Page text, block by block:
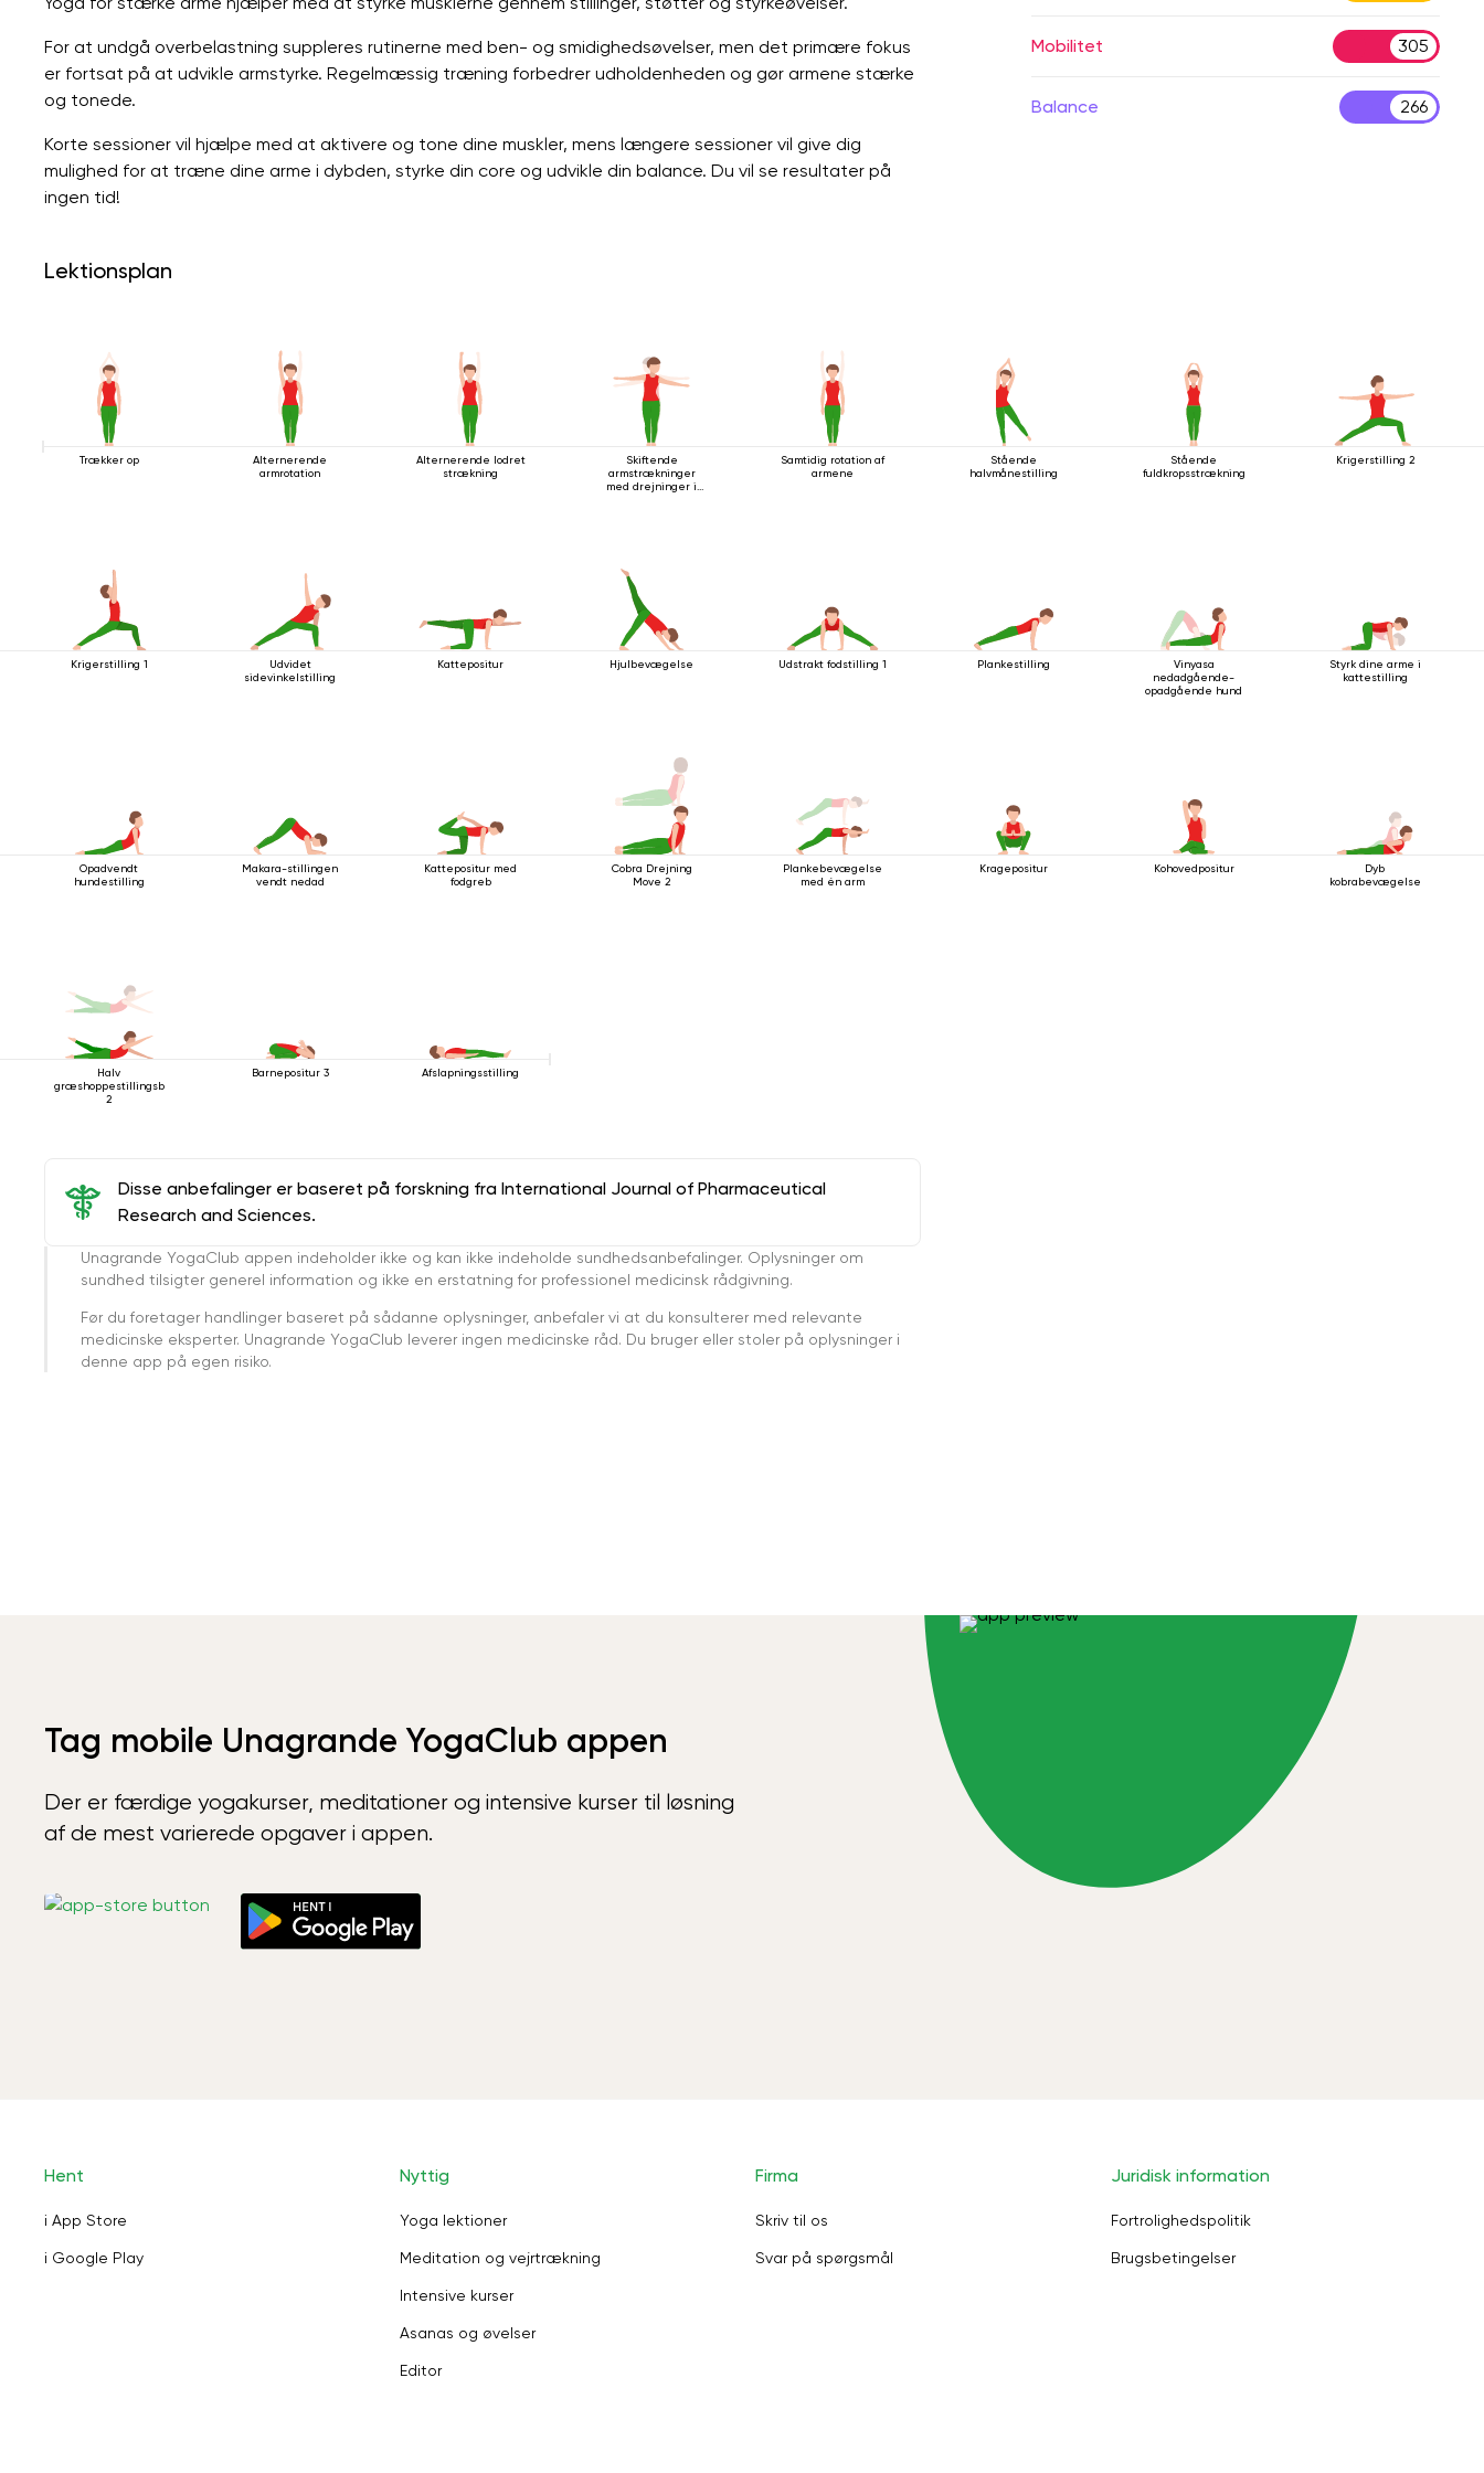
For at undgå overbelastning suppleres rutinerne med ben- og smidighedsøvelser, men det primære fokus
er fortsat på at udvikle armstyrke. Regelmæssig træning forbedrer udholdenheden og gør armene stærke
og tonede.
Korte sessioner vil hjælpe med at aktivere og tone dine muskler, mens længere sessioner vil give dig
mulighed for at træne dine arme i dybden, styrke din core og udvikle din balance. Du vil se resultater på
ingen tid!
Mobilitet 305
Balance 266
Lektionsplan
Trækker op
Alternerende
armrotation
Alternerende lodret
strækning
Skiftende
armstrækninger
med drejninger i
Samtidig rotation af
armene
Stående
halvmånestilling
Stående
fuldkropsstrækning
Krigerstilling 2
Krigerstilling 1
Udvidet
sidevinkelstilling
Kattepositur Hjulbevægelse Udstrakt fodstilling 1 Plankestilling
Vinyasa
nedadgående-
opadgående hund
Styrk dine arme i
kattestilling
Opadvendt
hundestilling
Makara-stillingen
vendt nedad
Kattepositur med
fodgreb
Cobra Drejning
Move 2
Plankebevægelse
med én arm
Kragepositur Kohovedpositur
Dyb
kobrabevægelse
Halv
græshoppestillingsbevægelse
2
Barnepositur 3 Afslapningsstilling
Disse anbefalinger er baseret på forskning fra International Journal of Pharmaceutical
Research and Sciences.
Unagrande YogaClub appen indeholder ikke og kan ikke indeholde sundhedsanbefalinger. Oplysninger om
sundhed tilsigter generel information og ikke en erstatning for professionel medicinsk rådgivning.
Før du foretager handlinger baseret på sådanne oplysninger, anbefaler vi at du konsulterer med relevante
medicinske eksperter. Unagrande YogaClub leverer ingen medicinske råd. Du bruger eller stoler på oplysninger i
denne app på egen risiko.
Tag mobile Unagrande YogaClub appen
Der er færdige yogakurser, meditationer og intensive kurser til løsning
af de mest varierede opgaver i appen.
Hent
i App Store
i Google Play
Nyttig
Yoga lektioner
Meditation og vejrtrækning
Intensive kurser
Asanas og øvelser
Editor
Firma
Skriv til os
Svar på spørgsmål
Juridisk information
Fortrolighedspolitik
Brugsbetingelser